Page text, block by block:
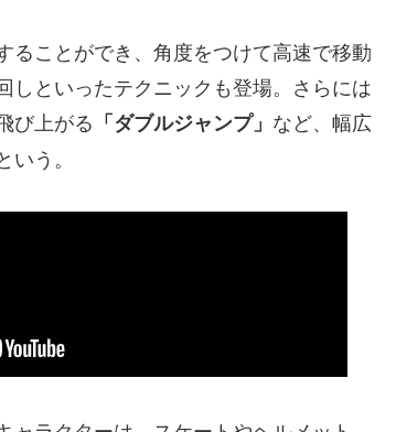
ことができ、角度をつけて高速で移動
しといったテクニックも登場。さらには
び上がる 「ダブルジャンプ」 など、幅広
う。